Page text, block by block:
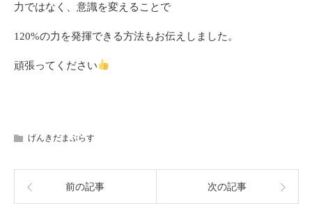
力ではなく、意識を変えることで
120%の力を発揮できる方法もお伝えしました。
頑張ってください
げんきだまぷらす
前の記事 次の記事